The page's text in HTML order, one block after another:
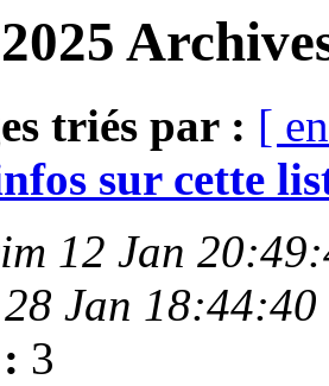
triés par : [
sur cette
12 Jan
Jan 18:44:40
3